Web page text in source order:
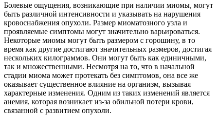
Болевые ощущения, возникающие при наличии миомы, могут
быть различной интенсивности и указывать на нарушения
кровоснабжения опухоли. Размер миоматозного узла и
проявляемые симптомы могут значительно варьироваться.
Некоторые миомы могут быть размером с горошину, в то
время как другие достигают значительных размеров, достигая
нескольких килограммов. Они могут быть как единичными,
так и множественными. Несмотря на то, что в начальной
стадии миома может протекать без симптомов, она все же
оказывает существенное влияние на организм, вызывая
характерные изменения. Одним из таких изменений является
анемия, которая возникает из-за обильной потери крови,
связанной с развитием опухоли.